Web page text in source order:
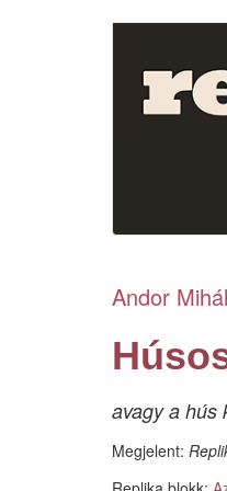
Andor
avagy a hús
Megjelent: